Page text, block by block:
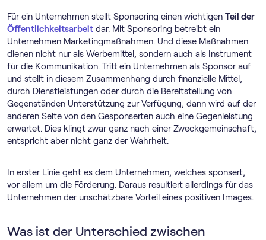
Für ein Unternehmen stellt Sponsoring einen wichtigen Teil der
Öffentlichkeitsarbeit dar. Mit Sponsoring betreibt ein
Unternehmen Marketingmaßnahmen. Und diese Maßnahmen
dienen nicht nur als Werbemittel, sondern auch als Instrument
für die Kommunikation. Tritt ein Unternehmen als Sponsor auf
und stellt in diesem Zusammenhang durch finanzielle Mittel,
durch Dienstleistungen oder durch die Bereitstellung von
Gegenständen Unterstützung zur Verfügung, dann wird auf der
anderen Seite von den Gesponserten auch eine Gegenleistung
erwartet. Dies klingt zwar ganz nach einer Zweckgemeinschaft,
entspricht aber nicht ganz der Wahrheit.
In erster Linie geht es dem Unternehmen, welches sponsert,
vor allem um die Förderung. Daraus resultiert allerdings für das
Unternehmen der unschätzbare Vorteil eines positiven Images.
Was ist der Unterschied zwischen